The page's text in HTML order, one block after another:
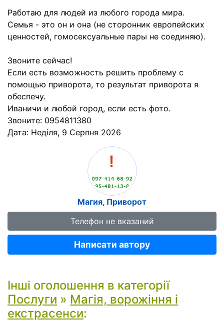
Работаю для людей из любого города мира.
Семья - это он и она (не сторонник европейских
ценностей, гомосексуальные пары не соединяю).
Звоните сейчас!
Если есть возможность решить проблему с
помощью приворота, то результат приворота я
обеспечу.
Иваничи и любой город, если есть фото.
Звоните: 0954811380
Дата: Неділя, 9 Серпня 2026
Магия, Приворот
Телефон не вказаний
Написати автору
Інші оголошення в категорії
Послуги » Магія, ворожіння і
екстрасенси: